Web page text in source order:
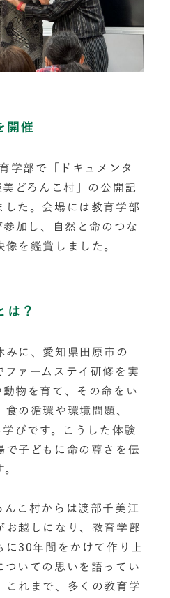
開催
学部で「ドキュメンタ
どろんこ村」の公開記
した。会場には教育学部
加し、自然と命のつな
を鑑賞しました。
は？
みに、愛知県田原市の
ファームステイ研修を実
物を育て、その命をい
の循環や環境問題、
びです。こうした体験
で子どもに命の尊さを伝
んこ村からは渡部千美江
お越しになり、教育学部
に30年間をかけて作り上
ついての思いを語ってい
これまで、多くの教育学